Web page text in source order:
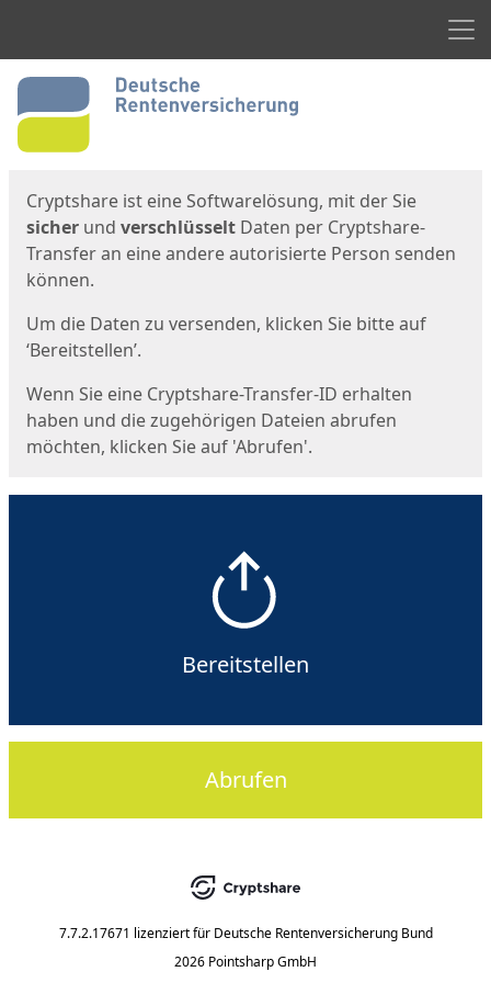
Start
Cryptshare ist eine Softwarelösung, mit der Sie
sicher und verschlüsselt Daten per Cryptshare-
Transfer an eine andere autorisierte Person senden
können.
Um die Daten zu versenden, klicken Sie bitte auf
‘Bereitstellen’.
Wenn Sie eine Cryptshare-Transfer-ID erhalten
haben und die zugehörigen Dateien abrufen
möchten, klicken Sie auf 'Abrufen'.
Bereitstellen
Abrufen
7.7.2.17671 lizenziert für Deutsche Rentenversicherung Bund
2026 Pointsharp GmbH